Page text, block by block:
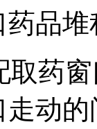
品
取药
动